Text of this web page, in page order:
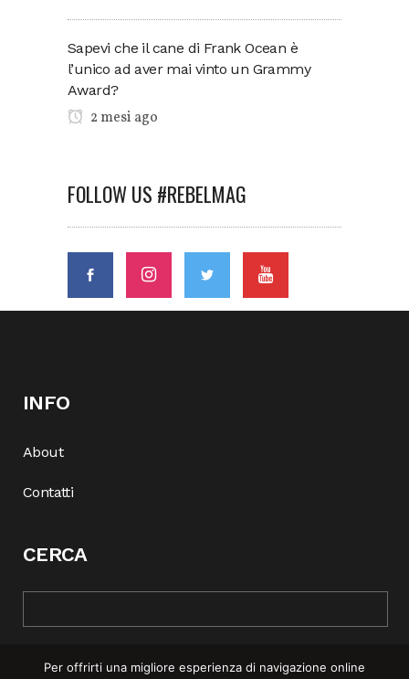
Sapevi che il cane di Frank Ocean è
l’unico ad aver mai vinto un Grammy
Award?
2 mesi ago
FOLLOW US #REBELMAG
INFO
About
Contatti
CERCA
Per offrirti una migliore esperienza di navigazione online